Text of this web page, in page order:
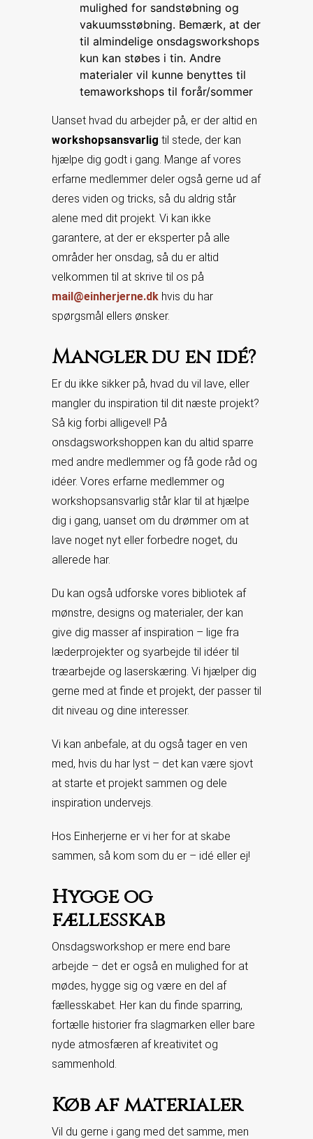
mulighed for sandstøbning og
vakuumsstøbning. Bemærk, at der
til almindelige onsdagsworkshops
kun kan støbes i tin. Andre
materialer vil kunne benyttes til
temaworkshops til forår/sommer
Uanset hvad du arbejder på, er der altid en
workshopsansvarlig til stede, der kan
hjælpe dig godt i gang. Mange af vores
erfarne medlemmer deler også gerne ud af
deres viden og tricks, så du aldrig står
alene med dit projekt. Vi kan ikke
garantere, at der er eksperter på alle
områder her onsdag, så du er altid
velkommen til at skrive til os på
mail@einherjerne.dk hvis du har
spørgsmål ellers ønsker.
Mangler du en idé?
Er du ikke sikker på, hvad du vil lave, eller
mangler du inspiration til dit næste projekt?
Så kig forbi alligevel! På
onsdagsworkshoppen kan du altid sparre
med andre medlemmer og få gode råd og
idéer. Vores erfarne medlemmer og
workshopsansvarlig står klar til at hjælpe
dig i gang, uanset om du drømmer om at
lave noget nyt eller forbedre noget, du
allerede har.
Du kan også udforske vores bibliotek af
mønstre, designs og materialer, der kan
give dig masser af inspiration – lige fra
læderprojekter og syarbejde til idéer til
træarbejde og laserskæring. Vi hjælper dig
gerne med at finde et projekt, der passer til
dit niveau og dine interesser.
Vi kan anbefale, at du også tager en ven
med, hvis du har lyst – det kan være sjovt
at starte et projekt sammen og dele
inspiration undervejs.
Hos Einherjerne er vi her for at skabe
sammen, så kom som du er – idé eller ej!
Hygge og
fællesskab
Onsdagsworkshop er mere end bare
arbejde – det er også en mulighed for at
mødes, hygge sig og være en del af
fællesskabet. Her kan du finde sparring,
fortælle historier fra slagmarken eller bare
nyde atmosfæren af kreativitet og
sammenhold.
Køb af materialer
Vil du gerne i gang med det samme, men